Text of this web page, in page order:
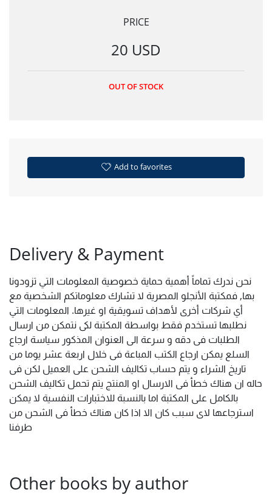
PRICE
20 USD
OUT OF STOCK
Add to favorites
Delivery & Payment
نحن ندرك تماماً أهمية حماية خصوصية المعلومات التي تزودونا
بها, فمكتبة الأنجلو المصرية لا تشارك معلوماتكم الشخصية مع
أي شركات أخرى لأهداف تسويقية او غيرها. المعلومات التي
نطلبها تستخدم فقط بواسطة المكتبة لكى نتمكن من ارسال
الطلبات فى دقه و سرعة الى العنوان المذكور سياسة ارجاع
السلع يمكن ارجاع الكتب المباعة فى خلال اربعة عشر يوما من
تاريخ الشراء و يتم حساب تكاليف الشحن على العميل لكن فى
حاله ان هناك خطأ فى الارسال او المنتج يتم تحمل تكاليف الشحن
بالكامل على المكتبة اما بالنسبة للاختبارات النفسية لا يمكن
استرجاعها لاى سبب كان الا اذا كان هناك خطأ فى الشحن من
طرفنا
Other books by author